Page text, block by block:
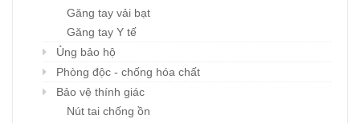
Găng tay vải bạt
Găng tay Y tế
Ủng bảo hộ
Phòng độc - chống hóa chất
Bảo vệ thính giác
Nút tai chống ồn